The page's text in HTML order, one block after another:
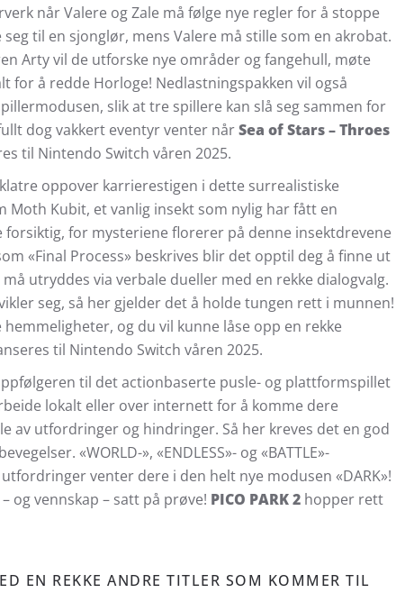
når Valere og Zale må følge nye regler for å stoppe
til en sjonglør, mens Valere må stille som en akrobat.
Arty vil de utforske nye områder og fangehull, møte
for å redde Horloge! Nedlastningspakken vil også
slik at tre spillere kan slå seg sammen for
dog vakkert eventyr venter nårSea of Stars – Throes
til Nintendo Switch våren 2025.
oppover karrierestigen i dette surrealistiske
Kubit, et vanlig insekt som nylig har fått en
for mysteriene florerer på denne insektdrevene
«Final Process» beskrives blir det opptil deg å finne ut
utryddes via verbale dueller med en rekke dialogvalg.
seg, så her gjelder det å holde tungen rett i munnen!
og du vil kunne låse opp en rekke
til Nintendo Switch våren 2025.
til det actionbaserte pusle- og plattformspillet
lokalt eller over internett for å komme dere
av utfordringer og hindringer. Så her kreves det en god
«WORLD-», «ENDLESS»- og «BATTLE»-
venter dere i den helt nye modusen «DARK»!
og vennskap – satt på prøve! PICO PARK 2 hopper rett
EN REKKE ANDRE TITLER SOM KOMMER TIL